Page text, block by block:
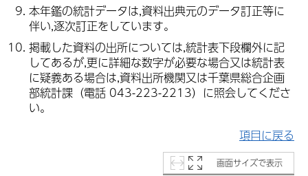
本年鑑の統計データは,資料出典元のデータ訂正等に
伴い,逐次訂正をしています。
掲載した資料の出所については,統計表下段欄外に記
してあるが,更に詳細な数字が必要な場合又は統計表
に疑義ある場合は,資料出所機関又は千葉県総合企画
部統計課（電話 043-223-2213）に照会してくださ
い。
項目に戻る
画面サイズで表示